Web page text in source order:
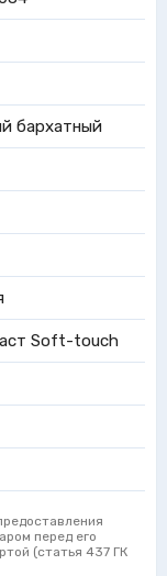
бархатный
Soft-touch
перед его
(статья 437 ГК